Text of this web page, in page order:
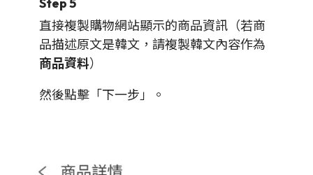
直接複製購物網站顯示的商品資訊（若商
品描述原文是韓文，請複製韓文內容作為
商品資料）
然後點擊「下一步」。